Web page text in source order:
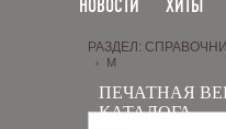
НОВОСТИ ХИТЫ
ПЕЧАТНАЯ
КАТАЛОГА
РАЗДЕЛ:
› M